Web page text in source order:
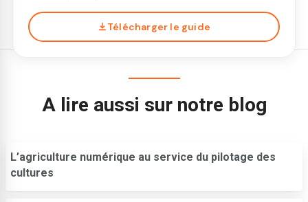
Télécharger le guide
A lire aussi sur notre blog
L’agriculture numérique au service du pilotage des
cultures